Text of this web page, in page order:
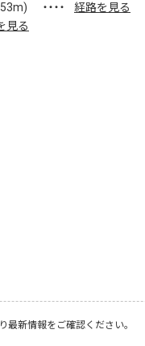
m) ・・・・
経路を見る
見る
最新情報をご確認ください。